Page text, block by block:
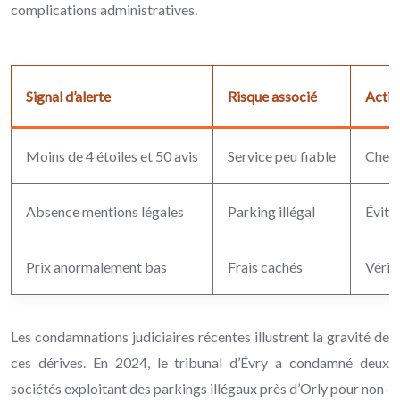
complications administratives.
Signal d’alerte Risque associé
Moins de 4 étoiles et 50 avis Service peu fiable
Absence mentions légales Parking illégal
Prix anormalement bas Frais cachés
Les condamnations judiciaires récentes illustrent la gravité de
ces dérives. En 2024, le tribunal d’Évry a condamné deux
sociétés exploitant des parkings illégaux près d’Orly pour non-